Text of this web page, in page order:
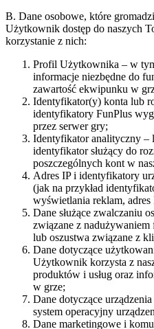
B. Dane osobowe, które
Użytkownik dostęp do naszych
korzystanie z nich:
Profil Użytkownika – w
informacje niezbędne do
zawartość ekwipunku w
Identyfikator(y) konta lub
identyfikatory FunPlus
przez serwer gry;
Identyfikator analityczny –
identyfikator służący do
poszczególnych kont w
Adres IP i identyfikatory
(jak na przykład
wyświetlania reklam,
Dane służące zwalczaniu
związane z
lub oszustwa związane z
Dane dotyczące
Użytkownik korzysta z
produktów i usług oraz
w grze;
Dane dotyczące
system operacyjny
Dane marketingowe i